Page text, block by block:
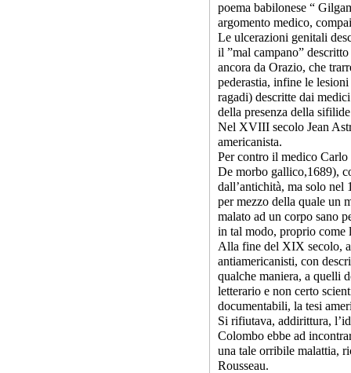
poema babilonese “
argomento medico,
Le ulcerazioni genitali
il ”mal campano”
ancora da Orazio, che
pederastia, infine le
ragadi) descritte dai
della presenza della
Nel XVIII secolo Jean
americanista.
Per contro il medico
De morbo gallico,1689),
dall’antichità, ma solo nel
per mezzo della quale un
malato ad un corpo sano
in tal modo, proprio come
Alla fine del XIX secolo,
antiamericanisti, con
qualche maniera, a quelli
letterario e non certo
documentabili, la tesi
Si rifiutava, addirittura,
Colombo ebbe ad
una tale orribile malattia,
Rousseau.